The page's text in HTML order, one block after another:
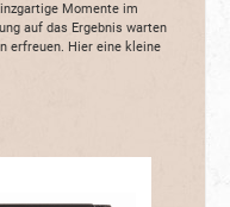
Momente im
auf das Ergebnis warten
erfreuen. Hier eine kleine